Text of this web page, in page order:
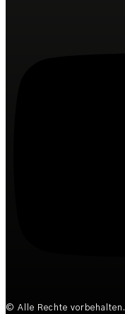
© Alle Rechte vorbehalten.